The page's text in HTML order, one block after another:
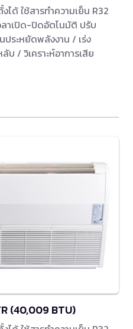
ได้ ใช้สารทำความเย็น R32
าเปิด-ปิดอัตโนมัติ ปรับ
ประหยัดพลังงาน / เร่ง
/ วิเคราะห์อาการเสีย
(40,009 BTU)